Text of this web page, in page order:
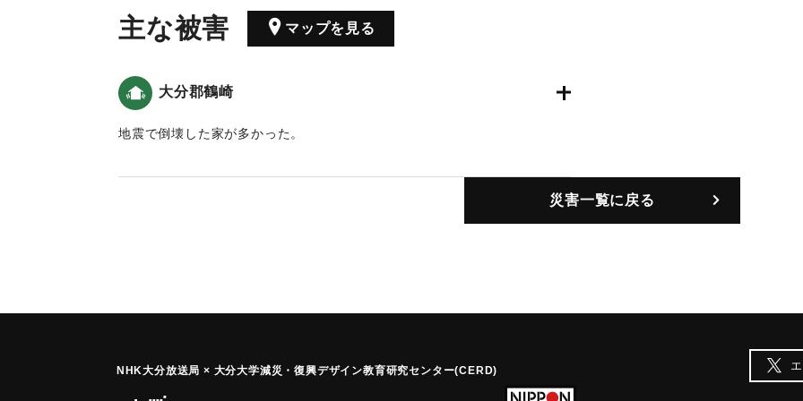
主な被害 マップを見る
大分郡鶴崎
地震で倒壊した家が多かった。
｜固有コード:00185201
災害一覧に戻る
NHK大分放送局 × 大分大学減災 ・復興デザイン教育研究センター(CERD)